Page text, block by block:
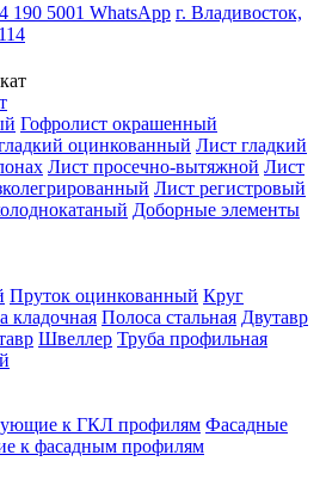
190 5001 WhatsApp г. Владивосток,
Гофролист окрашенный
оцинкованный Лист гладкий
Лист просечно-вытяжной Лист
Лист регистровый
Доборные элементы
Пруток оцинкованный Круг
кладочная Полоса стальная Двутавр
Швеллер Труба профильная
к ГКЛ профилям Фасадные
к фасадным профилям